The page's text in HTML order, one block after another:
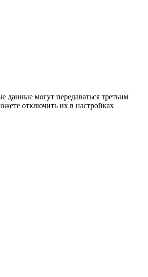
данные могут передаваться третьим
отключить их в настройках